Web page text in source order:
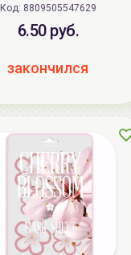
Код: 8809505547629
6.50 руб.
закончился